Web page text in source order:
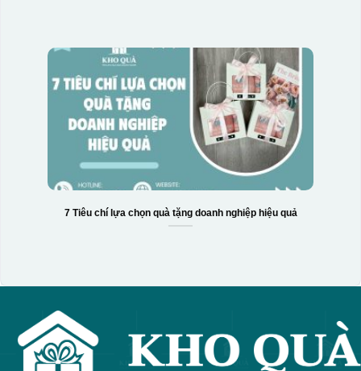
7 Tiêu chí lựa chọn quà tặng doanh nghiệp hiệu quả